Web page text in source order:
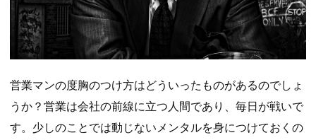
営業マンの度胸のつけ方はどういったものがあるのでしょ
うか？営業は会社の前線に立つ人間であり、毎日が戦いで
す。少しのことでは動じないメンタルを身につけておくの